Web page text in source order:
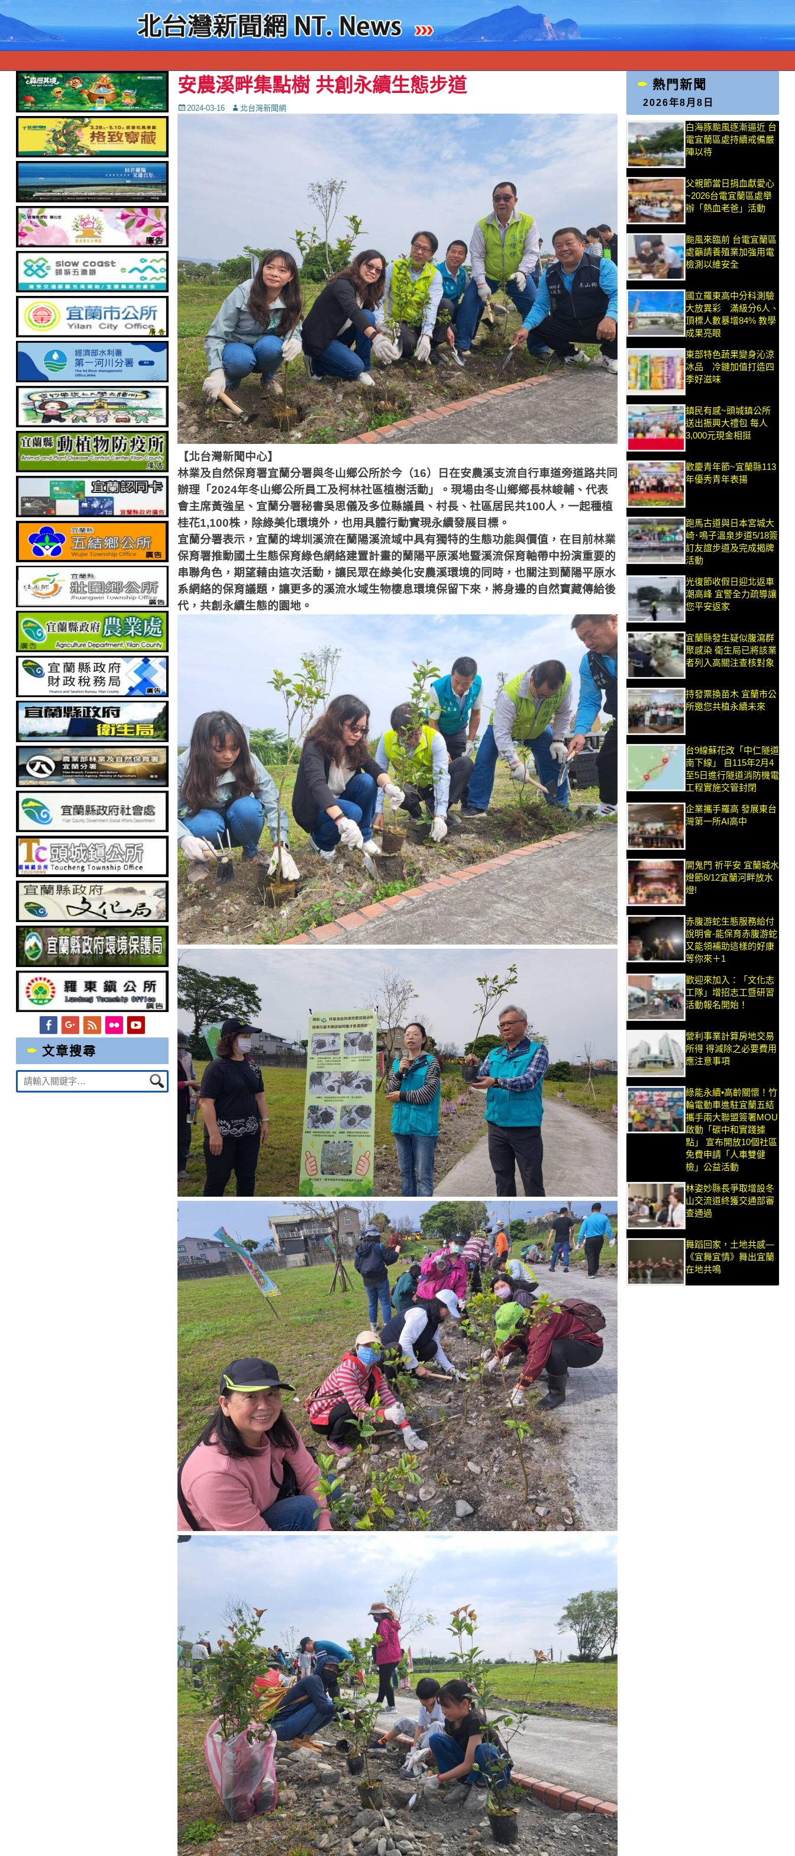
安農溪畔集點樹 共創永續生態步道
Posted
2024-03-16 Autor北台灣新聞網
【北台灣新聞中心】
林業及自然保育署宜蘭分署與冬山鄉公所於今（16）日在安農溪支流自行車道旁道路共同
辦理「2024年冬山鄉公所員工及柯林社區植樹活動」。現場由冬山鄉鄉長林峻輔、代表
會主席黃強呈、宜蘭分署秘書吳思儀及多位縣議員、村長、社區居民共100人，一起種植
桂花1,100株，除綠美化環境外，也用具體行動實現永續發展目標。
宜蘭分署表示，宜蘭的埤圳溪流在蘭陽溪流域中具有獨特的生態功能與價值，在目前林業
保育署推動國土生態保育綠色網絡建置計畫的蘭陽平原溪地暨溪流保育軸帶中扮演重要的
串聯角色，期望藉由這次活動，讓民眾在綠美化安農溪環境的同時，也關注到蘭陽平原水
系網絡的保育議題，讓更多的溪流水域生物棲息環境保留下來，將身邊的自然寶藏傳給後
代，共創永續生態的園地。
熱門新聞
2026年8月8日
白海豚颱風逐漸逼近 台
電宜蘭區處持續戒備嚴
陣以待
父親節當日捐血獻愛心
~2026台電宜蘭區處舉
辦「熱血老爸」活動
颱風來臨前 台電宜蘭區
處籲請養殖業加強用電
檢測以維安全
國立羅東高中分科測驗
大放異彩 滿級分6人、
頂標人數暴增84% 教學
成果亮眼
東部特色蔬果變身沁涼
冰品 冷鏈加值打造四
季好滋味
鎮民有感~頭城鎮公所
送出振興大禮包 每人
3,000元現金相挺
歡慶青年節~宜蘭縣113
年優秀青年表揚
跑馬古道與日本宮城大
崎･鳴子溫泉步道5/18簽
訂友誼步道及完成揭牌
活動
光復節收假日迎北返車
潮高峰 宜警全力疏導讓
您平安返家
宜蘭縣發生疑似腹瀉群
聚感染 衛生局已將該業
者列入高關注查核對象
持發票換苗木 宜蘭市公
所邀您共植永續未來
台9線蘇花改「中仁隧道
南下線」 自115年2月4
至5日進行隧道消防機電
工程實施交管封閉
企業攜手羅高 發展東台
灣第一所AI高中
開鬼門 祈平安 宜蘭城水
燈節8/12宜蘭河畔放水
燈!
赤腹游蛇生態服務給付
說明會-能保育赤腹游蛇
又能領補助這樣的好康
等你來＋1
歡迎來加入：「文化志
工隊」增招志工暨研習
活動報名開始！
營利事業計算房地交易
所得 得減除之必要費用
應注意事項
綠能永續•高齡關懷！竹
輪電動車進駐宜蘭五結
攜手兩大聯盟簽署MOU
啟動「碳中和實踐據
點」 宣布開放10個社區
免費申請「人車雙健
檢」公益活動
林姿妙縣長爭取增設冬
山交流道終獲交通部審
查通過
舞蹈回家，土地共感—
《宜舞宜情》舞出宜蘭
在地共鳴
FacebookGoogleplus
FeedFlickrYouTube
文章搜尋
Suche
nach: